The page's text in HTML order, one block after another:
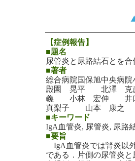
【症例報告】
■題名
尿管炎と尿路結石とを
■著者
総合病院国保旭中央病院
殿園 晃平 北澤
義 小林 宏伸 井
真梨子 山本 康之
■キーワード
IgA血管炎, 尿管炎, 尿路
■要旨
IgA血管炎では腎炎以
である．片側の尿管炎